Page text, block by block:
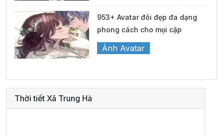
953+ Avatar đôi đẹp đa dạng
phong cách cho mọi cặp
Ảnh Avatar
Thời tiết Xã Trung Hà